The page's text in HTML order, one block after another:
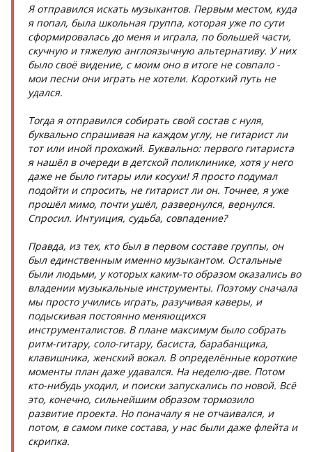
Я отправился искать музыкантов. Первым местом, куда
я попал, была школьная группа, которая уже по сути
сформировалась до меня и играла, по большей части,
скучную и тяжелую англоязычную альтернативу. У них
было своё видение, с моим оно в итоге не совпало -
мои песни они играть не хотели. Короткий путь не
удался.
Тогда я отправился собирать свой состав с нуля,
буквально спрашивая на каждом углу, не гитарист ли
тот или иной прохожий. Буквально: первого гитариста
я нашёл в очереди в детской поликлинике, хотя у него
даже не было гитары или косухи! Я просто подумал
подойти и спросить, не гитарист ли он. Точнее, я уже
прошёл мимо, почти ушёл, развернулся, вернулся.
Спросил. Интуиция, судьба, совпадение?
Правда, из тех, кто был в первом составе группы, он
был единственным именно музыкантом. Остальные
были людьми, у которых каким-то образом оказались во
владении музыкальные инструменты. Поэтому сначала
мы просто учились играть, разучивая каверы, и
подыскивая постоянно меняющихся
инструменталистов. В плане максимум было собрать
ритм-гитару, соло-гитару, басиста, барабанщика,
клавишника, женский вокал. В определённые короткие
моменты план даже удавался. На неделю-две. Потом
кто-нибудь уходил, и поиски запускались по новой. Всё
это, конечно, сильнейшим образом тормозило
развитие проекта. Но поначалу я не отчаивался, и
потом, в самом пике состава, у нас были даже флейта и
скрипка.